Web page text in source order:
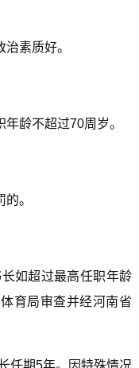
治素质好。
年龄不超过70周岁。
的。
如超过最高任职年龄
育局审查并经河南省
任期5年。因特殊情况